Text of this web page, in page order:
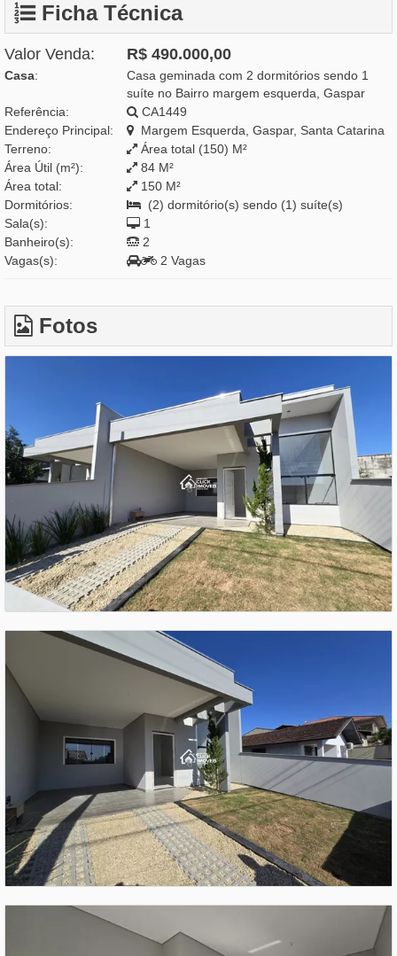
Ficha Técnica
Valor Venda: R$ 490.000,00
Casa:
Casa geminada com 2 dormitórios sendo 1
suíte no Bairro margem esquerda, Gaspar
Referência:
CA1449
Endereço Principal:
Margem Esquerda, Gaspar, Santa Catarina
Terreno:
Área total (150) M²
Área Útil (m²):
84 M²
Área total:
150 M²
Dormitórios:
(2) dormitório(s) sendo (1) suíte(s)
Sala(s):
1
Banheiro(s):
2
Vagas(s):
2 Vagas
Fotos